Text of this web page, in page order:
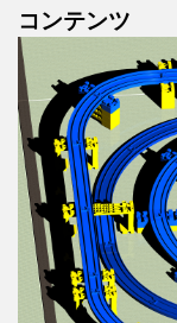
コンテンツ